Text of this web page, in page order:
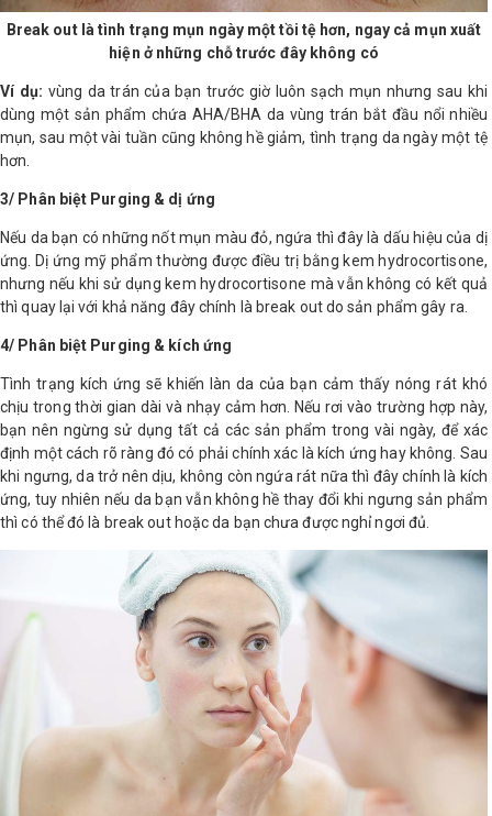
Break out là tình trạng mụn ngày một tồi tệ hơn, ngay cả mụn xuất
hiện ở những chỗ trước đây không có
Ví dụ: vùng da trán của bạn trước giờ luôn sạch mụn nhưng sau khi
dùng một sản phẩm chứa AHA/BHA da vùng trán bắt đầu nổi nhiều
mụn, sau một vài tuần cũng không hề giảm, tình trạng da ngày một tệ
hơn.
3/ Phân biệt Purging & dị ứng
Nếu da bạn có những nốt mụn màu đỏ, ngứa thì đây là dấu hiệu của dị
ứng. Dị ứng mỹ phẩm thường được điều trị bằng kem hydrocortisone,
nhưng nếu khi sử dụng kem hydrocortisone mà vẫn không có kết quả
thì quay lại với khả năng đây chính là break out do sản phẩm gây ra.
4/ Phân biệt Purging & kích ứng
Tình trạng kích ứng sẽ khiến làn da của bạn cảm thấy nóng rát khó
chịu trong thời gian dài và nhạy cảm hơn. Nếu rơi vào trường hợp này,
bạn nên ngừng sử dụng tất cả các sản phẩm trong vài ngày, để xác
định một cách rõ ràng đó có phải chính xác là kích ứng hay không. Sau
khi ngưng, da trở nên dịu, không còn ngứa rát nữa thì đây chính là kích
ứng, tuy nhiên nếu da bạn vẫn không hề thay đổi khi ngưng sản phẩm
thì có thể đó là break out hoặc da bạn chưa được nghỉ ngơi đủ.